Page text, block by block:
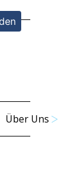
Über Uns